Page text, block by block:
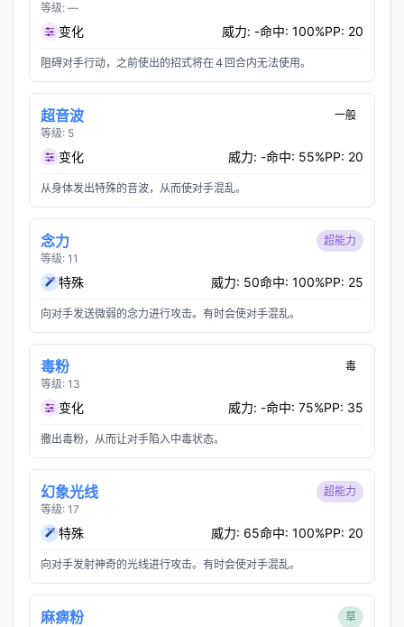
等级: —
变化 威力: -命中: 100%PP: 20
阻碍对手行动，之前使出的招式将在４回合内无法使用。
超音波
等级: 5
一般
变化 威力: -命中: 55%PP: 20
从身体发出特殊的音波，从而使对手混乱。
念力
等级: 11
超能力
特殊 威力: 50命中: 100%PP: 25
向对手发送微弱的念力进行攻击。有时会使对手混乱。
毒粉
等级: 13
毒
变化 威力: -命中: 75%PP: 35
撒出毒粉，从而让对手陷入中毒状态。
幻象光线
等级: 17
超能力
特殊 威力: 65命中: 100%PP: 20
向对手发射神奇的光线进行攻击。有时会使对手混乱。
麻痹粉 草